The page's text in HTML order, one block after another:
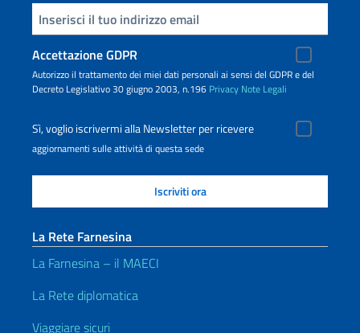
Inserisci la tua email
Accettazione GDPR
Autorizzo il trattamento dei miei dati personali ai sensi del GDPR e del
Decreto Legislativo 30 giugno 2003, n.196 Privacy Note Legali
Sì, voglio iscrivermi alla Newsletter per ricevere
aggiornamenti sulle attività di questa sede
La Rete Farnesina
La Farnesina – il MAECI
La Rete diplomatica
Viaggiare sicuri